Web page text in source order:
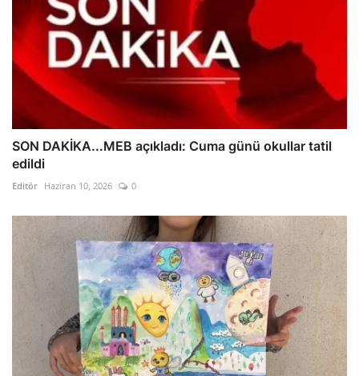
SON DAKİKA...MEB açıkladı: Cuma günü okullar tatil
edildi
Editör Haziran 10, 2026 0